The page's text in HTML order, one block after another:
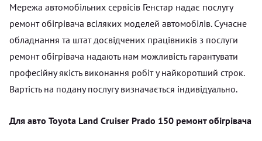
Мережа автомобільних сервісів Генстар надає послугу
ремонт обігрівача всіляких моделей автомобілів. Сучасне
обладнання та штат досвідчених працівників з послуги
ремонт обігрівача надають нам можливість гарантувати
професійну якість виконання робіт у найкоротший строк.
Вартість на подану послугу визначається індивідуально.
Для авто Toyota Land Cruiser Prado 150 ремонт обігрівача